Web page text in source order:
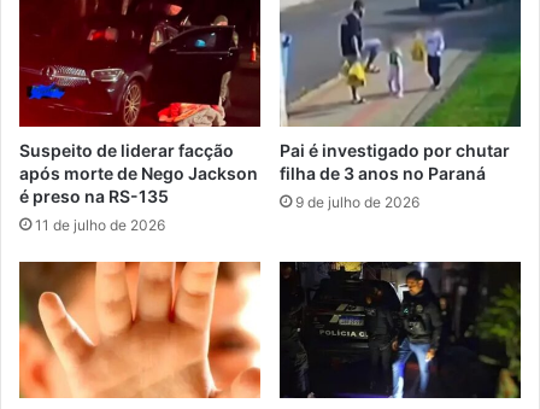
Suspeito de liderar facção
após morte de Nego Jackson
é preso na RS-135
11 de julho de 2026
Pai é investigado por chutar
filha de 3 anos no Paraná
9 de julho de 2026